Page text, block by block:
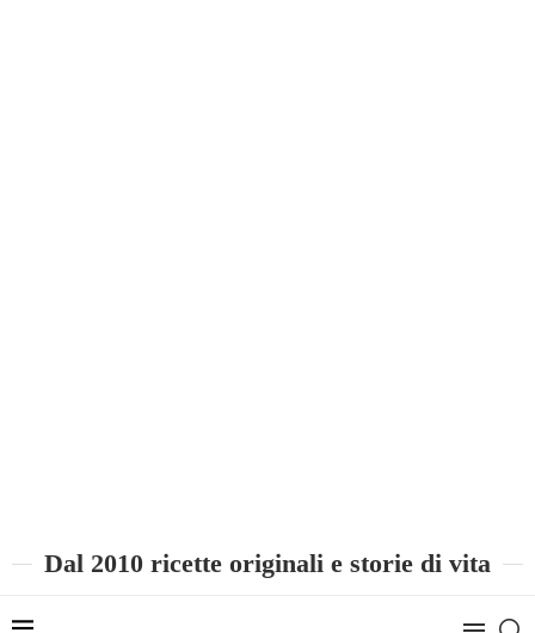
Dal 2010 ricette originali e storie di vita